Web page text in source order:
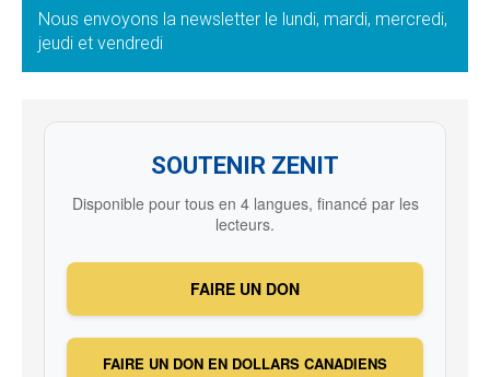
Nous envoyons la newsletter le lundi, mardi, mercredi,
jeudi et vendredi
SOUTENIR ZENIT
Disponible pour tous en 4 langues, financé par les
lecteurs.
FAIRE UN DON
FAIRE UN DON EN DOLLARS CANADIENS